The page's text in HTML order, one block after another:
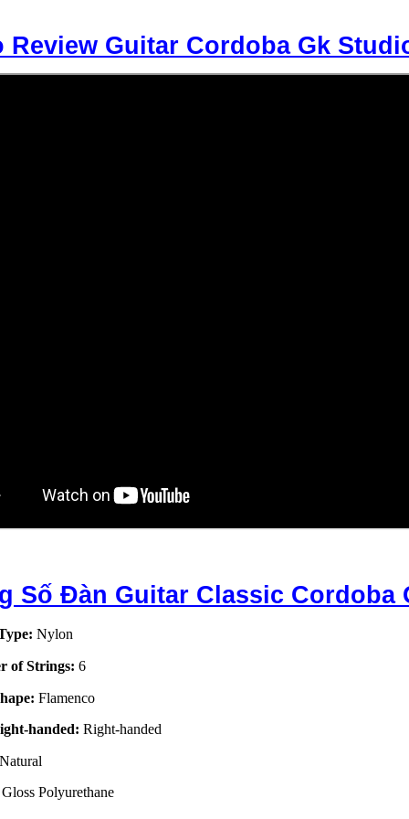
Review Guitar Cordoba Gk
Số Đàn Guitar Classic Cordoba
Nylon
of Strings: 6
Flamenco
handed: Right-handed
Gloss Polyurethane